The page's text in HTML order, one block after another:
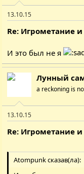
13.10.15
Re: Игрометание
И это был не я
Лунный
a reckoning is
13.10.15
Re: Игрометание
Atompunk сказав(ла):